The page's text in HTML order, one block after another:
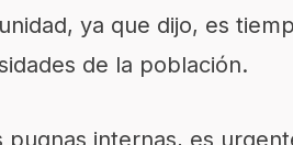
ya que dijo, es
de la población.
pugnas internas, es